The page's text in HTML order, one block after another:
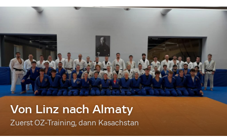
Von Linz nach Almaty
Zuerst OZ-Training, dann Kasachstan